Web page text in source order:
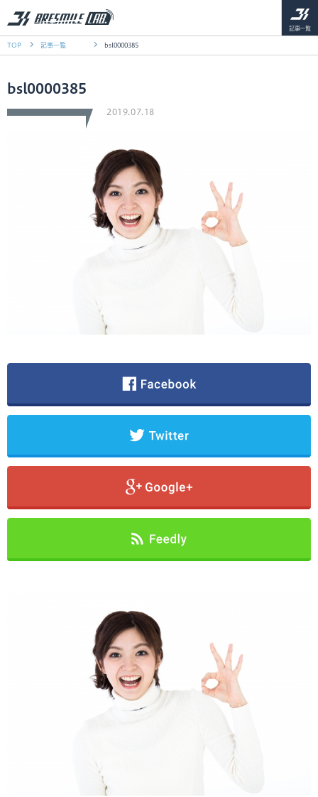
記事一覧
TOP 記事一覧 bsl0000385
bsl0000385
2019.07.18